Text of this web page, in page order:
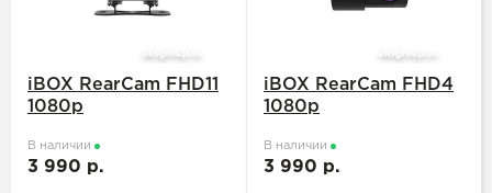
iBOX RearCam FHD11
1080p
В наличии
3 990 р.
iBOX RearCam FHD4
1080p
В наличии
3 990 р.